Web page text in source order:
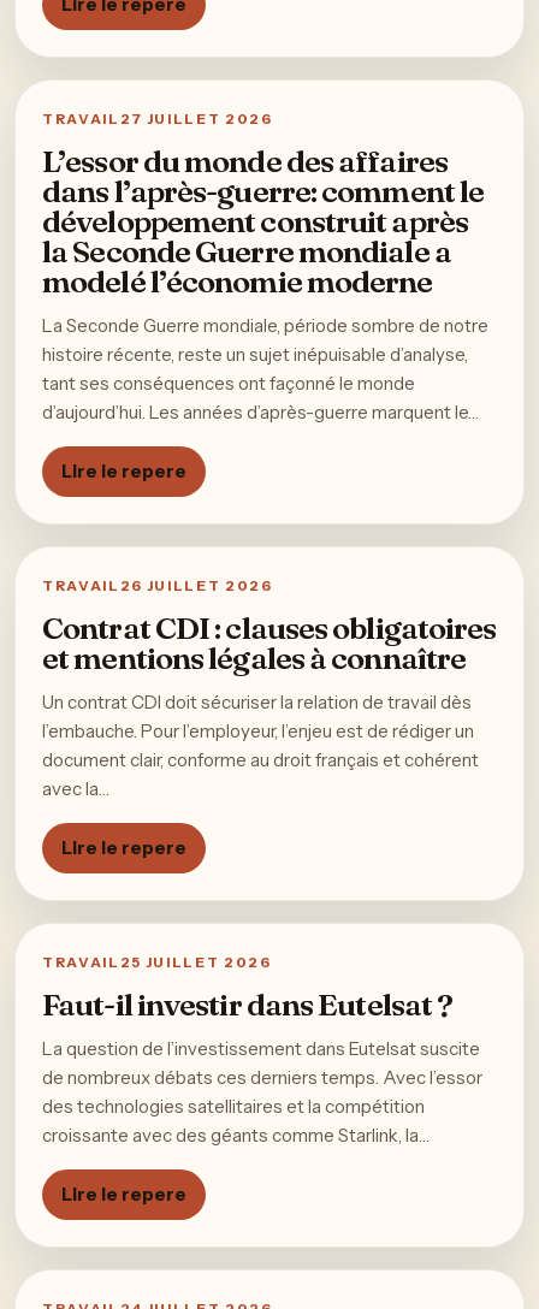
TRAVAIL 27 JUILLET 2026
L’essor du monde des affaires
dans l’après-guerre: comment le
développement construit après
la Seconde Guerre mondiale a
modelé l’économie moderne
La Seconde Guerre mondiale, période sombre de notre
histoire récente, reste un sujet inépuisable d’analyse,
tant ses conséquences ont façonné le monde
d’aujourd’hui. Les années d’après-guerre marquent le…
Lire le repere
TRAVAIL 26 JUILLET 2026
Contrat CDI : clauses obligatoires
et mentions légales à connaître
Un contrat CDI doit sécuriser la relation de travail dès
l’embauche. Pour l’employeur, l’enjeu est de rédiger un
document clair, conforme au droit français et cohérent
avec la…
Lire le repere
TRAVAIL 25 JUILLET 2026
Faut-il investir dans Eutelsat ?
La question de l’investissement dans Eutelsat suscite
de nombreux débats ces derniers temps. Avec l’essor
des technologies satellitaires et la compétition
croissante avec des géants comme Starlink, la…
Lire le repere